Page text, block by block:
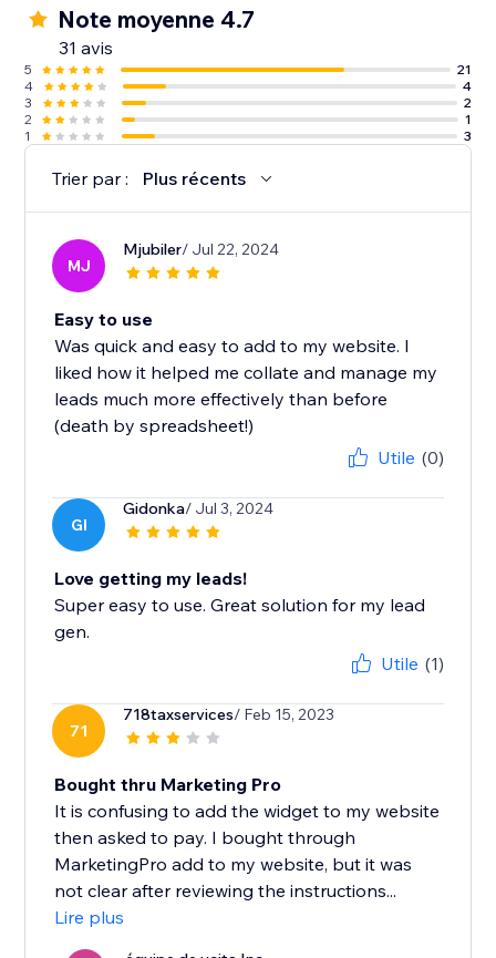
Note moyenne 4.7
31 avis
5
21
4
4
3
2
2
1
1
3
Trier par : Plus récents
MJ
Mjubiler/ Jul 22, 2024
Easy to use
Was quick and easy to add to my website. I
liked how it helped me collate and manage my
leads much more effectively than before
(death by spreadsheet!)
Utile (0)
GI
Gidonka/ Jul 3, 2024
Love getting my leads!
Super easy to use. Great solution for my lead
gen.
Utile (1)
71
718taxservices/ Feb 15, 2023
Bought thru Marketing Pro
It is confusing to add the widget to my website
then asked to pay. I bought through
MarketingPro add to my website, but it was
not clear after reviewing the instructions...
Lire plus